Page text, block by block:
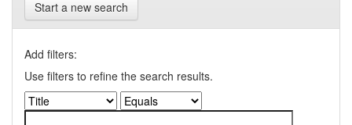
Start a new search
Add filters:
Use filters to refine the search results.